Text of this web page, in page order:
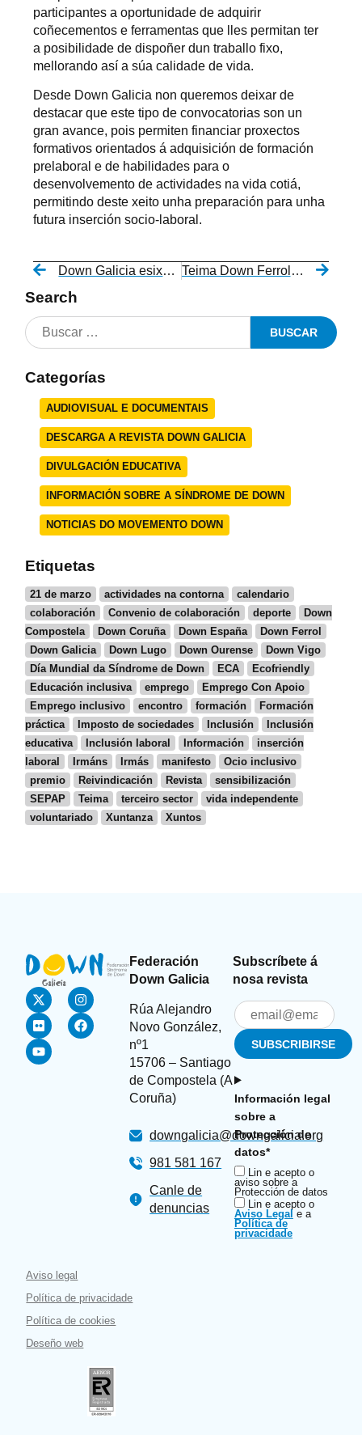
participantes a oportunidade de adquirir
coñecementos e ferramentas que lles permitan ter
a posibilidade de dispoñer dun traballo fixo,
mellorando así a súa calidade de vida.
Desde Down Galicia non queremos deixar de
destacar que este tipo de convocatorias son un
gran avance, pois permiten financiar proxectos
formativos orientados á adquisición de formación
prelaboral e de habilidades para o
desenvolvemento de actividades na vida cotiá,
permitindo deste xeito unha preparación para unha
futura inserción socio-laboral.
Down Galicia esixe que a normativa educativa garanta a igualdade de oportunidades para as persoas con discapacidade intelectual Teima Down Ferrol e o Concello de Ferrol asinan un novo convenio de colaboración
Search
Categorías
AUDIOVISUAL E DOCUMENTAIS
DESCARGA A REVISTA DOWN GALICIA
DIVULGACIÓN EDUCATIVA
INFORMACIÓN SOBRE A SÍNDROME DE DOWN
NOTICIAS DO MOVEMENTO DOWN
Etiquetas
21 de marzo actividades na contorna
calendario
colaboración
Convenio de colaboración deporte
Down
Compostela
Down Coruña Down España
Down Ferrol
Down Galicia
Down Lugo Down Ourense
Down Vigo
Día Mundial da Síndrome de Down
ECA
Ecofriendly
Educación inclusiva
emprego
Emprego Con Apoio
Emprego inclusivo
encontro formación
Formación
práctica
Imposto de sociedades Inclusión
Inclusión
educativa
Inclusión laboral Información
inserción
laboral
Irmáns Irmás manifesto
Ocio inclusivo
premio
Reivindicación Revista
sensibilización
SEPAP
Teima terceiro sector
vida independente
voluntariado
Xuntanza Xuntos
Federación
Down Galicia
Rúa Alejandro
Novo González,
nº1
15706 – Santiago
de Compostela (A
Coruña)
downgalicia@downgalicia.org
981 581 167
Canle de
denuncias
Subscríbete á
nosa revista
Información legal
sobre a
Protección de
datos*
Lin e acepto o
aviso sobre a
Protección de datos
Lin e acepto o
Aviso Legal e a
Política de
privacidade
Aviso legal
Política de privacidade
Política de cookies
Deseño web